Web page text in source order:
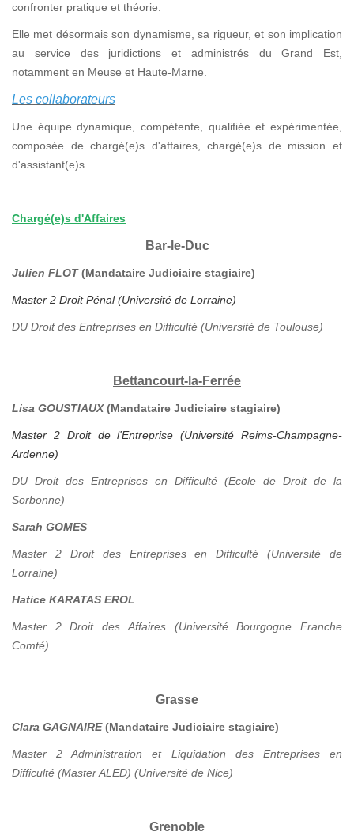
confronter pratique et théorie.
Elle met désormais son dynamisme, sa rigueur, et son implication
au service des juridictions et administrés du Grand Est,
notamment en Meuse et Haute-Marne.
Les collaborateurs
Une équipe dynamique, compétente, qualifiée et expérimentée,
composée de chargé(e)s d'affaires, chargé(e)s de mission et
d'assistant(e)s.
Chargé(e)s d'Affaires
Bar-le-Duc
Julien FLOT(Mandataire Judiciaire stagiaire)
Master 2 Droit Pénal (Université de Lorraine)
DU Droit des Entreprises en Difficulté (Université de Toulouse)
Bettancourt-la-Ferrée
Lisa GOUSTIAUX(Mandataire Judiciaire stagiaire)
Master 2 Droit de l'Entreprise (Université Reims-Champagne-
Ardenne)
DU Droit des Entreprises en Difficulté (Ecole de Droit de la
Sorbonne)
Sarah GOMES
Master 2 Droit des Entreprises en Difficulté (Université de
Lorraine)
Hatice KARATAS EROL
Master 2 Droit des Affaires (Université Bourgogne Franche
Comté)
Grasse
Clara GAGNAIRE(Mandataire Judiciaire stagiaire)
Master 2 Administration et Liquidation des Entreprises en
Difficulté (Master ALED) (Université de Nice)
Grenoble